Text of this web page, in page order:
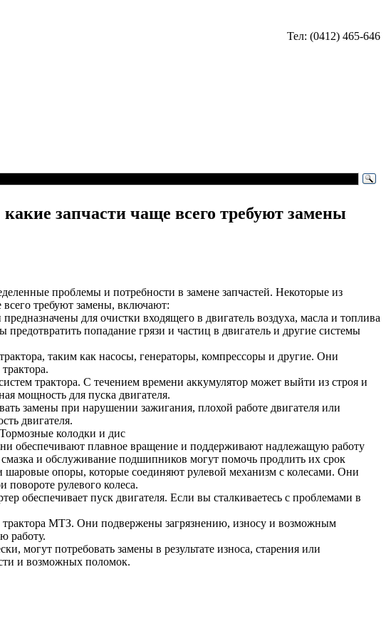
Тел: (0412) 465-646
запчасти чаще всего требуют замены
проблемы и потребности в замене запчастей. Некоторые из
всего требуют замены, включают:
для очистки входящего в двигатель воздуха, масла и топлива
попадание грязи и частиц в двигатель и другие системы
таким как насосы, генераторы, компрессоры и другие. Они
трактора. С течением времени аккумулятор может выйти из строя и
мощность для пуска двигателя.
замены при нарушении зажигания, плохой работе двигателя или
двигателя.
колодки и дис
обеспечивают плавное вращение и поддерживают надлежащую работу
и обслуживание подшипников могут помочь продлить их срок
опоры, которые соединяют рулевой механизм с колесами. Они
рулевого колеса.
обеспечивает пуск двигателя. Если вы сталкиваетесь с проблемами в
МТЗ. Они подвержены загрязнению, износу и возможным
работу.
могут потребовать замены в результате износа, старения или
и возможных поломок.